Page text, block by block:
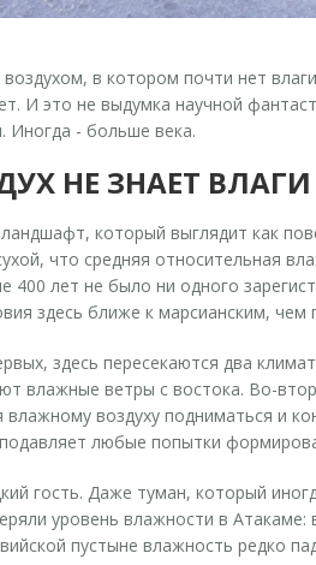
в котором почти нет
И это не выдумка научной
Иногда - больше века.
НЕ ЗНАЕТ ВЛАГИ
который выглядит как
что средняя относительная
400 лет не было ни одного
здесь ближе к марсианским, чем
здесь пересекаются два
влажные ветры с востока. Во-
воздуху подниматься и
любые попытки
гость. Даже туман, который
уровень влажности в
пустыне влажность редко